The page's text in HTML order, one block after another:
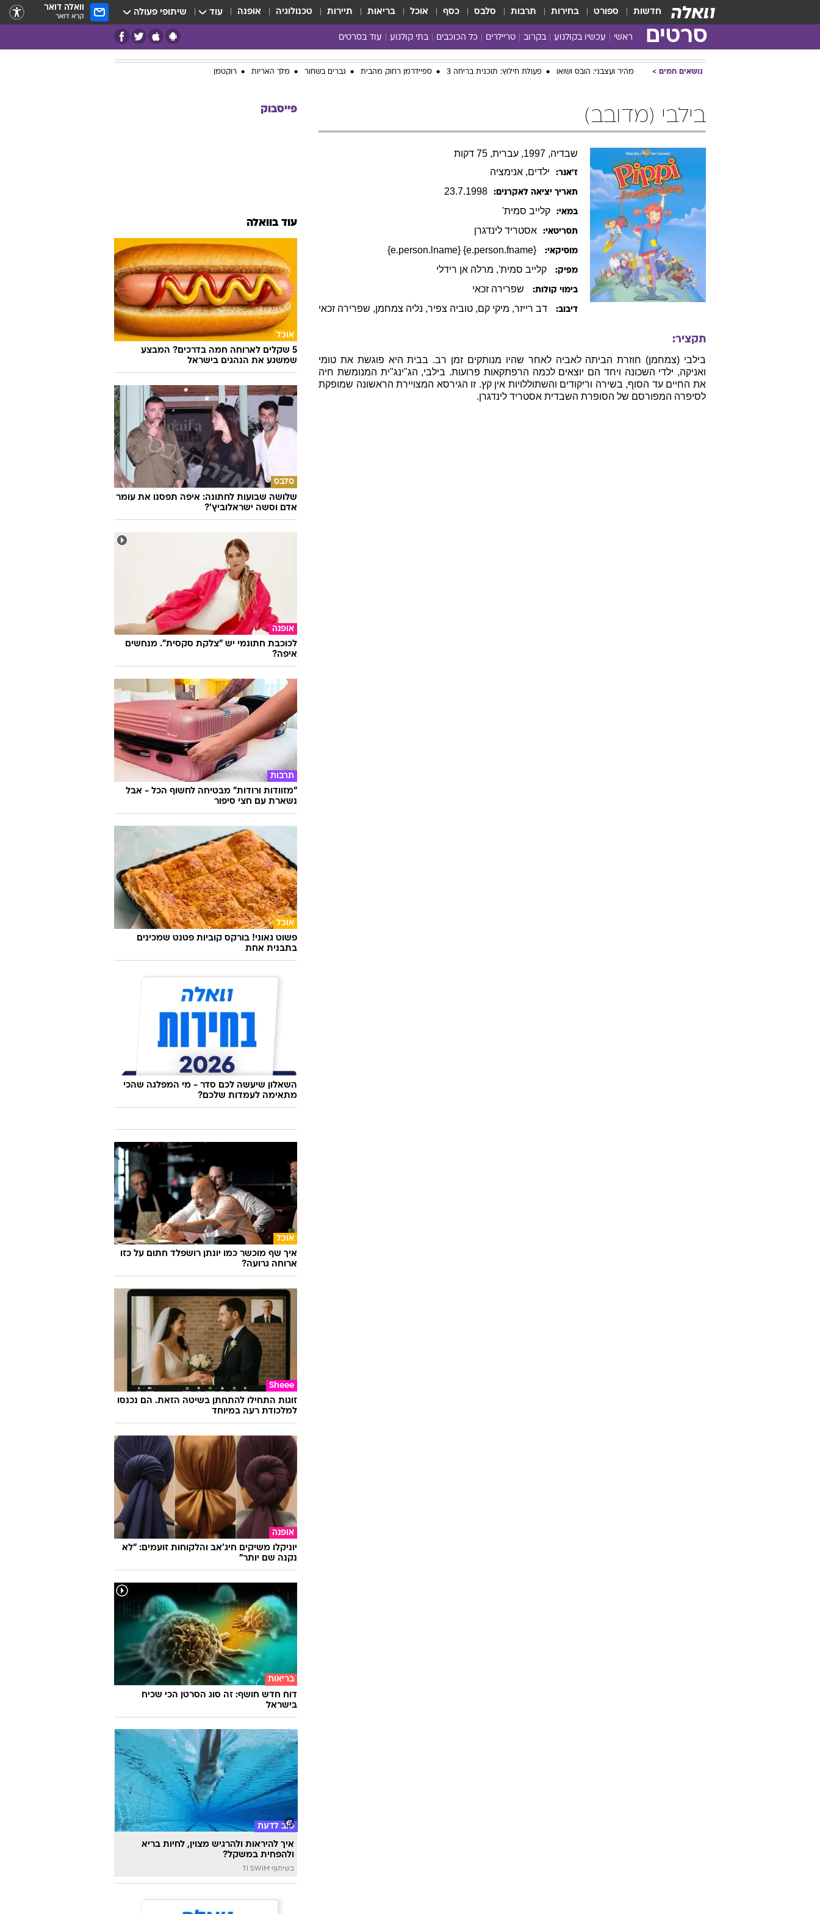
חדשות ספורט בחירות תרבות סלבס כסף אוכל בריאות תיירות טכנולוגיה אופנה עוד שיתופי פעולה וואלה דואר
קרא דואר
סרטים ראשי עכשיו בקולנוע בקרוב טריילרים כל הכוכבים בתי קולנוע עוד בסרטים
כל הסרטים
נושאים חמים מהיר ועצבני: הובס ושואו פעולת חילוץ: תוכנית בריחה 3 ספיידרמן רחוק מהבית גברים בשחור מלך האריות רוקטמן
בילבי (מדובב)
שבדיה, 1997, עברית, 75 דקות
ז׳אנר: ילדים, אנימציה
תאריך יציאה לאקרנים: 23.7.1998
במאי: קלייב סמית'
תסריטאי: אסטריד לינדגרן
מוסיקאי: {e.person.fname} {e.person.lname}
מפיק: קלייב סמית', מרלה אן רידלי
בימוי קולות: שפרירה זכאי
דיבוב: דב רייזר, מיקי קם, טוביה צפיר, נליה צמחמן, שפרירה זכאי
תקציר:
בילבי (צמחמן) חוזרת הביתה לאביה לאחר שהיו מנותקים זמן רב. בבית היא פוגשת את טומי
ואניקה, ילדי השכונה ויחד הם יוצאים לכמה הרפתקאות פרועות. בילבי, הג"ינג"ית המנומשת חיה
את החיים עד הסוף, בשירה וריקודים והשתוללויות אין קץ. זו הגירסא המצויירת הראשונה שמופקת
לסיפרה המפורסם של הסופרת השבדית אסטריד לינדגרן.
פייסבוק
עוד בוואלה
אוכל
5 שקלים לארוחה חמה בדרכים? המבצע
שמשגע את הנהגים בישראל
סלבס
שלושה שבועות לחתונה: איפה תפסנו את עומר
אדם וסשה ישראלוביץ'?
אופנה
לכוכבת חתונמי יש "צלקת סקסית". מנחשים
איפה?
תרבות
"מזוודות ורודות" מבטיחה לחשוף הכל - אבל
נשארת עם חצי סיפור
אוכל
פשוט גאוני! בורקס קוביות פטנט שמכינים
בתבנית אחת
השאלון שיעשה לכם סדר - מי המפלגה שהכי
מתאימה לעמדות שלכם?
אוכל
איך שף מוכשר כמו יונתן רושפלד חתום על כזו
ארוחה גרועה?
Sheee
זוגות התחילו להתחתן בשיטה הזאת. הם נכנסו
למלכודת רעה במיוחד
אופנה
יוניקלו משיקים חיג'אב והלקוחות זועמים: "לא
נקנה שם יותר"
בריאות
דוח חדש חושף: זה סוג הסרטן הכי שכיח
בישראל
טוב לדעת
איך להיראות ולהרגיש מצוין, לחיות בריא
ולהפחית במשקל?
בשיתוף TI SWIM